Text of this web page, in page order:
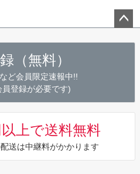
（無料）
ど会員限定速報中!!
登録が必要です)
上で送料無料
送は中継料がかかります